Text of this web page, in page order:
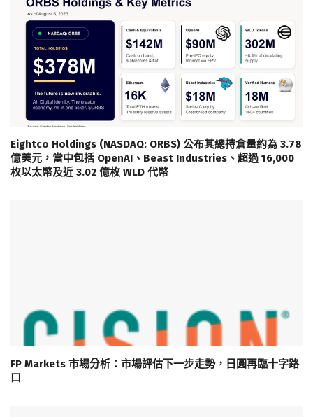
Eightco Holdings (NASDAQ: ORBS) 公布其總持倉量約為 3.78
億美元，當中包括 OpenAI、Beast Industries、超過 16,000
枚以太幣及近 3.02 億枚 WLD 代幣
FP Markets 市場分析：市場評估下一步走勢，日圓再臨十字路
口